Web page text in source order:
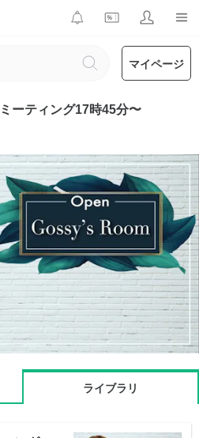
マイページ
ーティング17時45分〜
ライブラリ